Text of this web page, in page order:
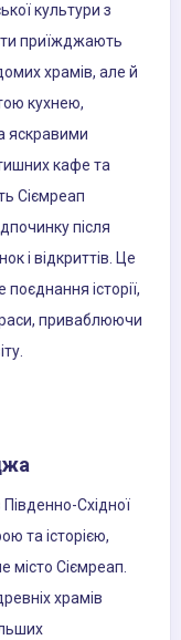
культури з
приїжджають
храмів, але й
кухнею,
яскравими
кафе та
Сіємреап
після
і відкриттів. Це
історії,
приваблюючи
Східної
та історією,
місто Сіємреап.
храмів